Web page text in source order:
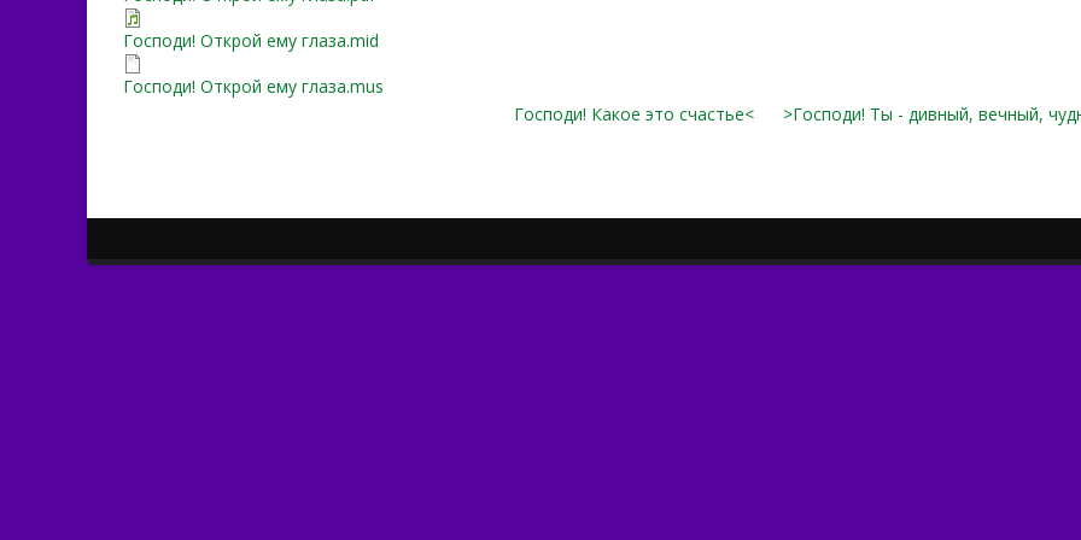
Господи! Открой ему глаза.mid
Господи! Открой ему глаза.mus
Господи! Какое это счастье<
>Господи! Ты - дивный, вечный,